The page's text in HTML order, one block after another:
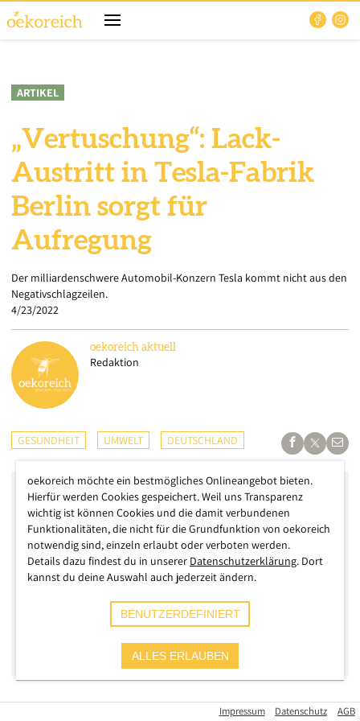
ARTIKEL
„Vertuschung“: Lack-
Austritt in Tesla-Fabrik
Berlin sorgt für
Aufregung
Der milliardenschwere Automobil-Konzern Tesla kommt nicht aus den
Negativschlagzeilen.
4/23/2022
oekoreich aktuell
Redaktion
GESUNDHEIT UMWELT DEUTSCHLAND
Der milliardenschwere Automobil-Konzern Tesla kommt
Impressum Datenschutz AGB
oekoreich möchte ein bestmögliches Onlineangebot bieten.
Hierfür werden Cookies gespeichert. Weil uns Transparenz
wichtig ist können Cookies und die damit verbundenen
Funktionalitäten, die nicht für die Grundfunktion von oekoreich
notwendig sind, einzeln erlaubt oder verboten werden.
Details dazu findest du in unserer Datenschutzerklärung. Dort
kannst du deine Auswahl auch jederzeit ändern.
BENUTZERDEFINIERT
ALLES ERLAUBEN